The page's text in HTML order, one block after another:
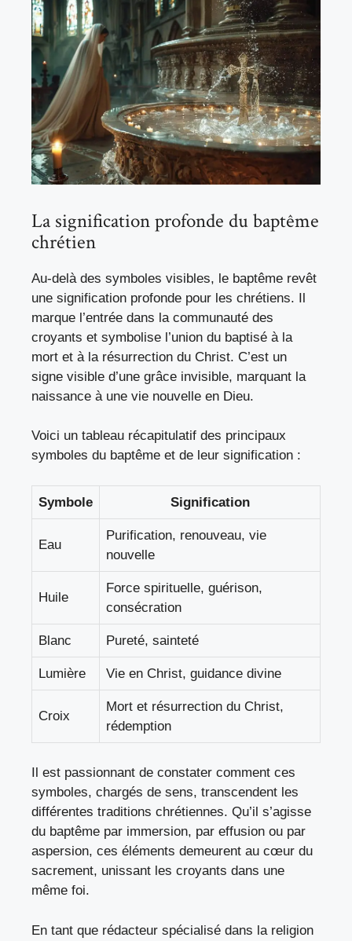
La signification profonde du baptême
chrétien
Au-delà des symboles visibles, le baptême revêt
une signification profonde pour les chrétiens. Il
marque l’entrée dans la communauté des
croyants et symbolise l’union du baptisé à la
mort et à la résurrection du Christ. C’est un
signe visible d’une grâce invisible, marquant la
naissance à une vie nouvelle en Dieu.
Voici un tableau récapitulatif des principaux
symboles du baptême et de leur signification :
Symbole Signification
Eau
Purification, renouveau, vie
nouvelle
Huile
Force spirituelle, guérison,
consécration
Blanc Pureté, sainteté
Lumière Vie en Christ, guidance divine
Croix
Mort et résurrection du Christ,
rédemption
Il est passionnant de constater comment ces
symboles, chargés de sens, transcendent les
différentes traditions chrétiennes. Qu’il s’agisse
du baptême par immersion, par effusion ou par
aspersion, ces éléments demeurent au cœur du
sacrement, unissant les croyants dans une
même foi.
En tant que rédacteur spécialisé dans la religion